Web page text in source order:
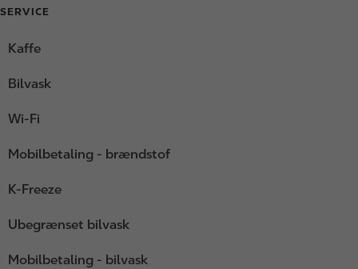
SERVICE
Kaffe
Bilvask
Wi-Fi
Mobilbetaling - brændstof
K-Freeze
Ubegrænset bilvask
Mobilbetaling - bilvask